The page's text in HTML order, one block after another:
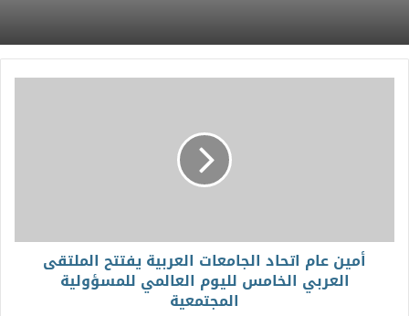
أمين عام اتحاد الجامعات العربية يفتتح الملتقى
العربي الخامس لليوم العالمي للمسؤولية
المجتمعية